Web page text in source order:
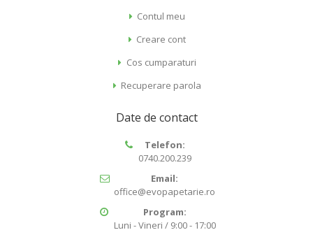
Contul meu
Creare cont
Cos cumparaturi
Recuperare parola
Date de contact
Telefon:
0740.200.239
Email:
office@evopapetarie.ro
Program:
Luni - Vineri / 9:00 - 17:00